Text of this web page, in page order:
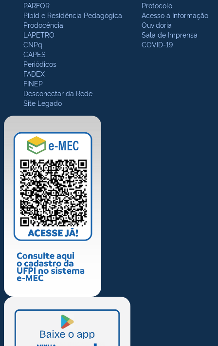
PARFOR
Pibid e Residência Pedagógica
Prodocência
LAPETRO
CNPq
CAPES
Periódicos
FADEX
FINEP
Desconectar da Rede
Site Legado
Protocolo
Acesso à Informação
Ouvidoria
Sala de Imprensa
COVID-19